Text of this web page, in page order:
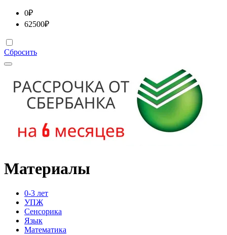
0₽
62500₽
Сбросить
Материалы
0-3 лет
УПЖ
Сенсорика
Язык
Математика